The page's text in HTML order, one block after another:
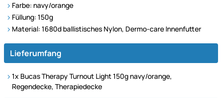
Farbe: navy/orange
Füllung: 150g
Material: 1680d ballistisches Nylon, Dermo-care Innenfutter
Lieferumfang
1x Bucas Therapy Turnout Light 150g navy/orange,
Regendecke, Therapiedecke